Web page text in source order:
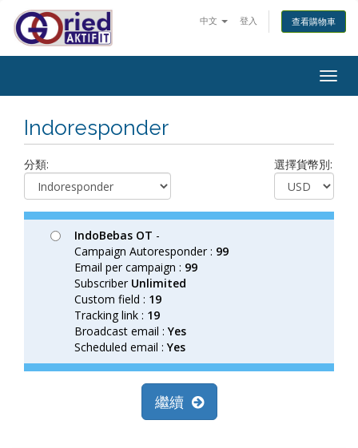
中文 登入 查看購物車
Indoresponder
分類: 選擇貨幣別:
IndoBebas OT -
Campaign Autoresponder : 99
Email per campaign : 99
Subscriber Unlimited
Custom field : 19
Tracking link : 19
Broadcast email :Yes
Scheduled email :Yes
繼續